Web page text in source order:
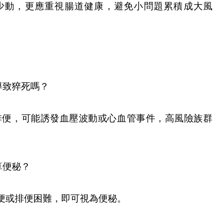
動，更應重視腸道健康，避免小問題累積成大風
猝死嗎？
，可能誘發血壓波動或心血管事件，高風險族群
秘？
排便困難，即可視為便秘。